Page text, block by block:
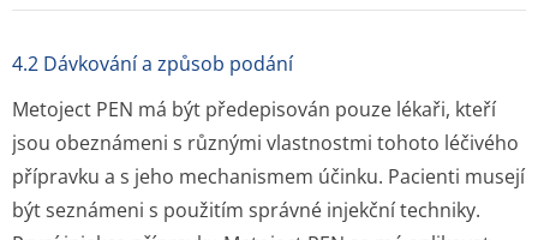
4.2 Dávkování a způsob podání
Metoject PEN má být předepisován pouze lékaři, kteří
jsou obeznámeni s různými vlastnostmi tohoto léčivého
přípravku a s jeho mechanismem účinku. Pacienti musejí
být seznámeni s použitím správné injekční techniky.